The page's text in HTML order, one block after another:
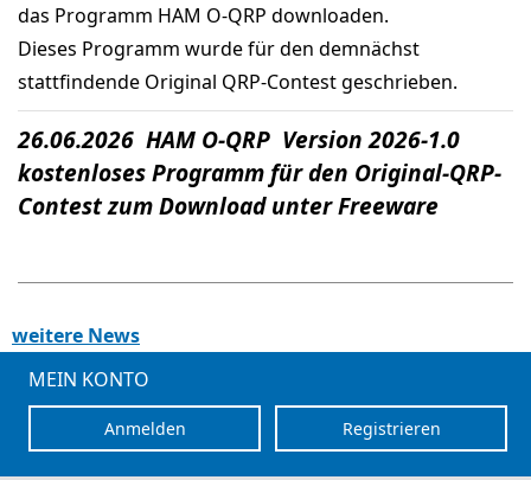
das Programm HAM O-QRP downloaden.
Dieses Programm wurde für den demnächst
stattfindende Original QRP-Contest geschrieben.
26.06.2026 HAM O-QRP Version 2026-1.0
kostenloses Programm für den Original-QRP-
Contest zum Download unter Freeware
weitere News
MEIN KONTO
Registrieren
Anmelden